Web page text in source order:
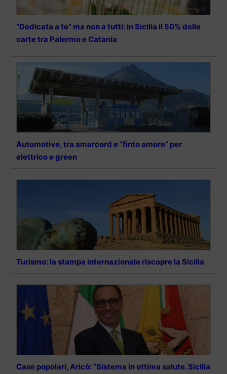
“Dedicata a te” ma non a tutti: in Sicilia il 50% delle
carte tra Palermo e Catania
Automotive, tra amarcord e “finto amore” per
elettrico e green
Turismo: la stampa internazionale riscopre la Sicilia
Case popolari, Aricò: “Sistema in ottima salute. Sicilia